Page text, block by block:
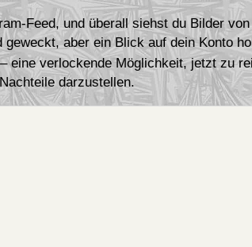
Feed, und überall siehst du Bilder
aber ein Blick auf dein Konto
eine verlockende Möglichkeit, jetzt zu
darzustellen.